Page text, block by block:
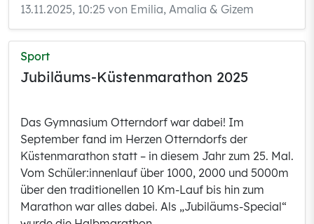
13.11.2025, 10:25 von Emilia, Amalia & Gizem
Sport
Jubiläums-Küstenmarathon 2025
Das Gymnasium Otterndorf war dabei! Im
September fand im Herzen Otterndorfs der
Küstenmarathon statt – in diesem Jahr zum 25. Mal.
Vom Schüler:innenlauf über 1000, 2000 und 5000m
über den traditionellen 10 Km-Lauf bis hin zum
Marathon war alles dabei. Als „Jubiläums-Special“